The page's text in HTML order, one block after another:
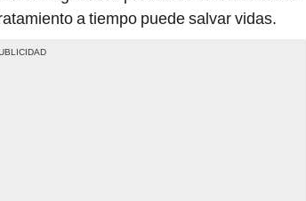
a tiempo puede salvar vidas.